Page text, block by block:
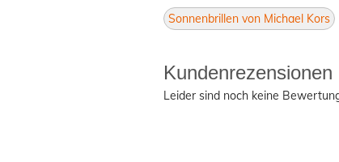
Sonnenbrillen von Michael Kors
Kundenrezensionen
Leider sind noch keine